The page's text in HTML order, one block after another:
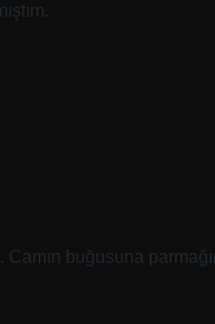
buğusuna